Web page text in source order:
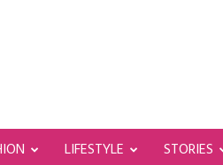
LIFESTYLE STORIES